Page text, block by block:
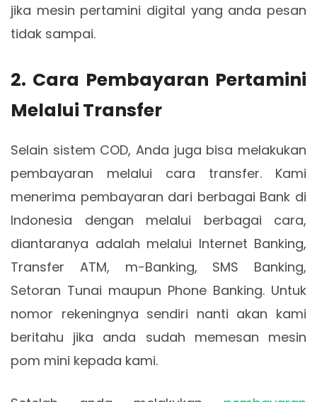
jika mesin pertamini digital yang anda pesan
tidak sampai.
2. Cara Pembayaran Pertamini
Melalui Transfer
Selain sistem COD, Anda juga bisa melakukan
pembayaran melalui cara transfer. Kami
menerima pembayaran dari berbagai Bank di
Indonesia dengan melalui berbagai cara,
diantaranya adalah melalui Internet Banking,
Transfer ATM, m-Banking, SMS Banking,
Setoran Tunai maupun Phone Banking. Untuk
nomor rekeningnya sendiri nanti akan kami
beritahu jika anda sudah memesan mesin
pom mini kepada kami.